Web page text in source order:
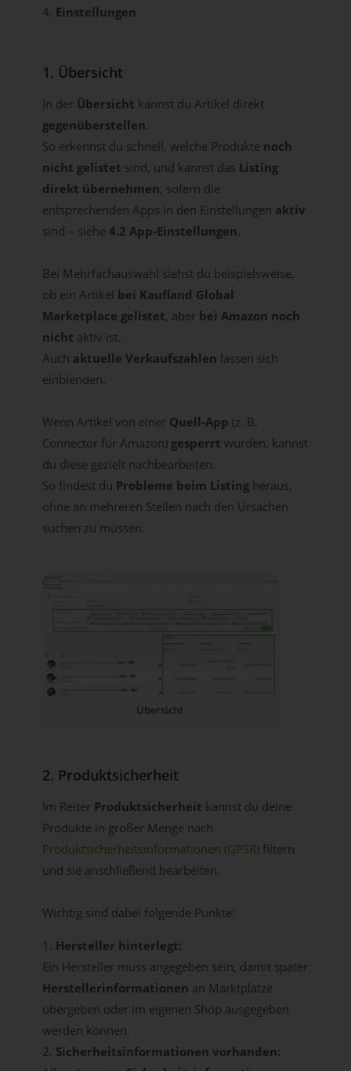
Einstellungen
1. Übersicht
In der Übersicht kannst du Artikel direkt
gegenüberstellen.
So erkennst du schnell, welche Produkte noch
nicht gelistet sind, und kannst das Listing
direkt übernehmen, sofern die
entsprechenden Apps in den Einstellungen aktiv
sind – siehe 4.2 App-Einstellungen.
Bei Mehrfachauswahl siehst du beispielsweise,
ob ein Artikel bei Kaufland Global
Marketplace gelistet, aber bei Amazon noch
nicht aktiv ist.
Auch aktuelle Verkaufszahlen lassen sich
einblenden.
Wenn Artikel von einer Quell-App (z. B.
Connector für Amazon) gesperrt wurden, kannst
du diese gezielt nachbearbeiten.
So findest du Probleme beim Listingheraus,
ohne an mehreren Stellen nach den Ursachen
suchen zu müssen.
Übersicht
2. Produktsicherheit
Im Reiter Produktsicherheit kannst du deine
Produkte in großer Menge nach
Produktsicherheitsinformationen (GPSR)filtern
und sie anschließend bearbeiten.
Wichtig sind dabei folgende Punkte:
Hersteller hinterlegt:
Ein Hersteller muss angegeben sein, damit später
Herstellerinformationen an Marktplätze
übergeben oder im eigenen Shop ausgegeben
werden können.
Sicherheitsinformationen vorhanden: